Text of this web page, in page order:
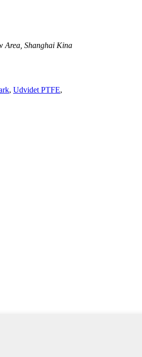
Area, Shanghai Kina
, Udvidet PTFE,